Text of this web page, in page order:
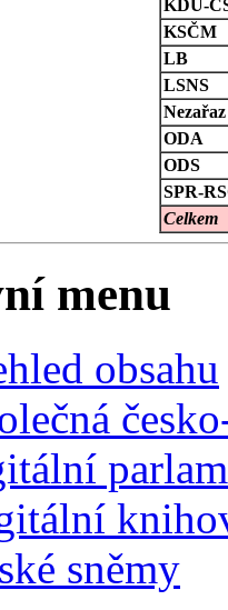
KDU-
KSČM
LB
LSNS
Nezařaz
ODA
ODS
SPR-
Celkem
menu
obsahu
sněmy